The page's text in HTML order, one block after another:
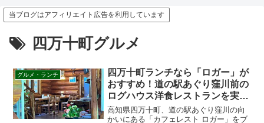
当ブログはアフィリエイト広告を利用しています
四万十町グルメ
グルメ・ランチ
四万十町ランチなら「ロガー」が
おすすめ！道の駅あぐり窪川前の
ログハウス洋食レストランを実食
レビュー
高知県四万十町、道の駅あぐり窪川の向
かいにある「カフェレスト ロガー」をブ